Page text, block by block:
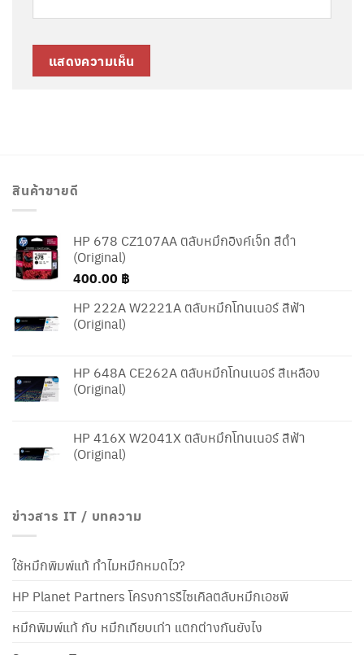
สินค้าขายดี
HP 678 CZ107AA ตลับหมึกอิงค์เจ็ท สีดำ
(Original)
400.00 ฿
HP 222A W2221A ตลับหมึกโทนเนอร์ สีฟ้า
(Original)
HP 648A CE262A ตลับหมึกโทนเนอร์ สีเหลือง
(Original)
HP 416X W2041X ตลับหมึกโทนเนอร์ สีฟ้า
(Original)
ข่าวสาร IT / บทความ
ใช้หมึกพิมพ์แท้ ทำไมหมึกหมดไว?
HP Planet Partners โครงการรีไซเคิลตลับหมึกเอชพี
หมึกพิมพ์แท้ กับ หมึกเทียบเท่า แตกต่างกันยังไง